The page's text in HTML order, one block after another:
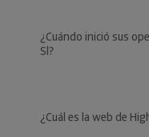
¿Cuándo inició sus
Sl?
¿Cuál es la web de